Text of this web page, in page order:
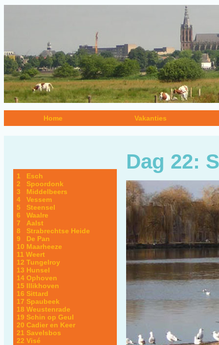
Home Vakanties
1 Esch
2 Spoordonk
3 Middelbeers
4 Vessem
5 Steensel
6 Waalre
7 Aalst
8 Strabrechtse Heide
9 De Pan
10 Maarheeze
11 Weert
12 Tungelroy
13 Hunsel
14 Ophoven
15 Illikhoven
16 Sittard
17 Spaubeek
18 Weustenrade
19 Schin op Geul
20 Cadier en Keer
21 Savelsbos
22 Visé
Dag 22: